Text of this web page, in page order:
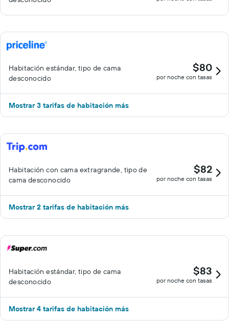
posible que se aplique un recargo).
Habitación estándar, tipo de cama
desconocido
$80
por noche con tasas
Mostrar 3 tarifas de habitación más
Habitación con cama extragrande, tipo de
cama desconocido
$82
por noche con tasas
Mostrar 2 tarifas de habitación más
Habitación estándar, tipo de cama
desconocido
$83
por noche con tasas
Mostrar 4 tarifas de habitación más